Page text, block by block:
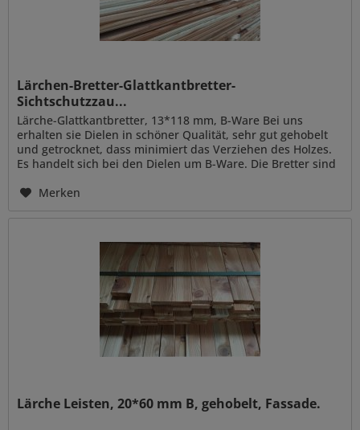
Lärchen-Bretter-Glattkantbretter-
Sichtschutzzau...
Lärche-Glattkantbretter, 13*118 mm, B-Ware Bei uns
erhalten sie Dielen in schöner Qualität, sehr gut gehobelt
und getrocknet, dass minimiert das Verziehen des Holzes.
Es handelt sich bei den Dielen um B-Ware. Die Bretter sind
Merken
Lärche Leisten, 20*60 mm B, gehobelt, Fassade.